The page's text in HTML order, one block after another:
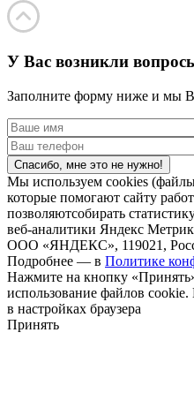
У Вас возникли
Заполните форму ниже и мы
Спасибо, мне это не нужно!
Мы используем cookies
которые помогают сайту
позволяютсобирать
веб-аналитики Яндекс
ООО «ЯНДЕКС», 119021,
Подробнее — в Политике
Нажмите на кнопку
использование файлов
в настройках браузера
Принять